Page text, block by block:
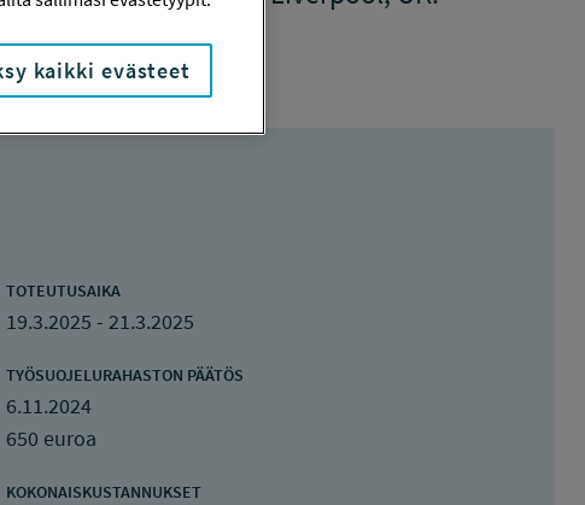
TOTEUTUSAIKA
19.3.2025 - 21.3.2025
TYÖSUOJELURAHASTON PÄÄTÖS
6.11.2024
650 euroa
KOKONAISKUSTANNUKSET
kaikki evästeet